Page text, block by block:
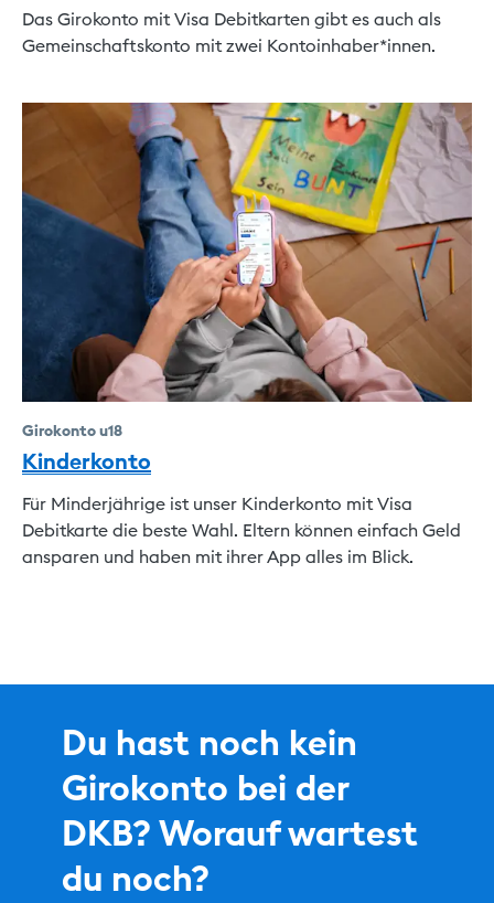
Das Girokonto mit Visa Debitkarten gibt es auch als
Gemeinschaftskonto mit zwei Kontoinhaber*innen.
Girokonto u18
Kinderkonto
Für Minderjährige ist unser Kinderkonto mit Visa
Debitkarte die beste Wahl. Eltern können einfach Geld
ansparen und haben mit ihrer App alles im Blick.
Du hast noch kein
Girokonto bei der
DKB? Worauf wartest
du noch?